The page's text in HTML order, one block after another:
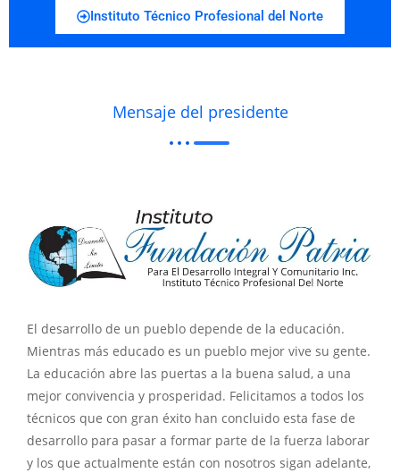
Instituto Técnico Profesional del Norte
Mensaje del presidente
El desarrollo de un pueblo depende de la educación.
Mientras más educado es un pueblo mejor vive su gente.
La educación abre las puertas a la buena salud, a una
mejor convivencia y prosperidad. Felicitamos a todos los
técnicos que con gran éxito han concluido esta fase de
desarrollo para pasar a formar parte de la fuerza laborar
y los que actualmente están con nosotros sigan adelante,